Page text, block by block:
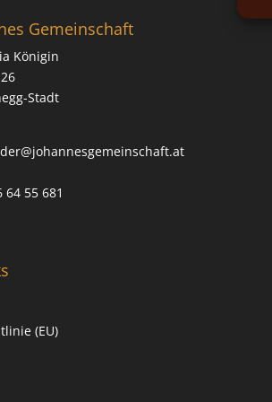
Gemeinschaft
Königin
Stadt
64 55 681
(EU)